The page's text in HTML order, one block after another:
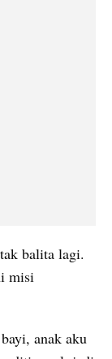
balita lagi.
misi
anak aku